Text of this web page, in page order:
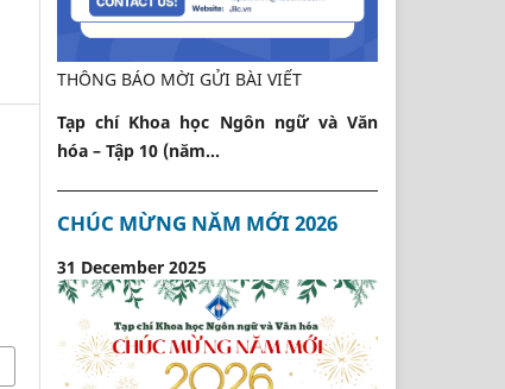
THÔNG BÁO MỜI GỬI BÀI VIẾT
Tạp chí Khoa học Ngôn ngữ và Văn
hóa – Tập 10 (năm...
CHÚC MỪNG NĂM MỚI 2026
31 December 2025